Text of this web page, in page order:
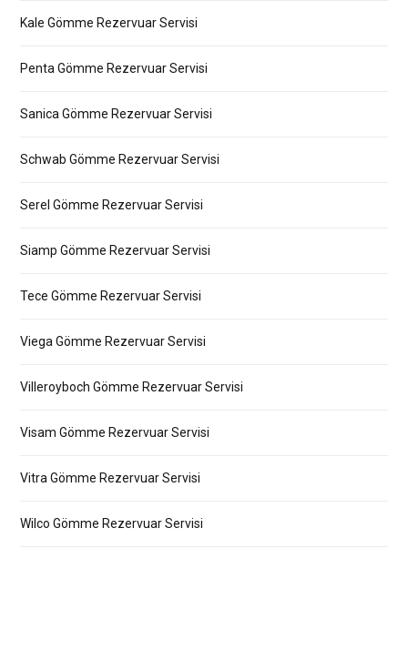
Kale Gömme Rezervuar Servisi
Penta Gömme Rezervuar Servisi
Sanica Gömme Rezervuar Servisi
Schwab Gömme Rezervuar Servisi
Serel Gömme Rezervuar Servisi
Siamp Gömme Rezervuar Servisi
Tece Gömme Rezervuar Servisi
Viega Gömme Rezervuar Servisi
Villeroyboch Gömme Rezervuar Servisi
Visam Gömme Rezervuar Servisi
Vitra Gömme Rezervuar Servisi
Wilco Gömme Rezervuar Servisi